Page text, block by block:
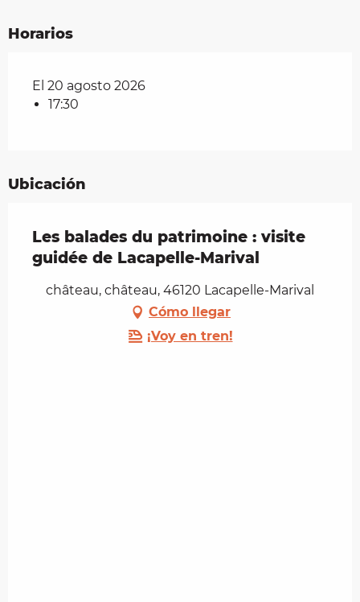
Horarios
El 20 agosto 2026
17:30
Ubicación
Les balades du patrimoine : visite
guidée de Lacapelle-Marival
château, château, 46120 Lacapelle-Marival
Cómo llegar
¡Voy en tren!